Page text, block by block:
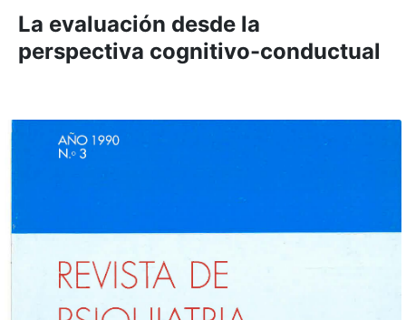
La evaluación desde la
perspectiva cognitivo-conductual